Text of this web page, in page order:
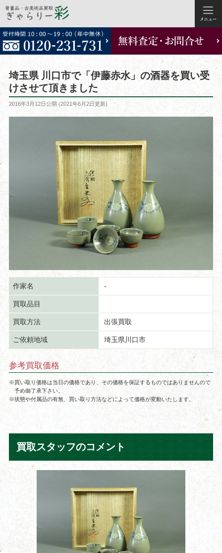
コ
ン
テ
埼玉県 川口市で「伊藤赤水」の酒器を買い受
けさせて頂きました
投
2016年3月12日公開 (2021年6月2日更新)
作家名 -
買取品目
買取方法 出張買取
ご依頼地域 埼玉県川口市
参考買取価格
※買い取り価格は当日の価格であり、その価格を保証するものではありませんので
予め御了承下さい。
※状態や付属品の有無、買い取り方法などによって価格が変動いたします。
買取スタッフのコメント